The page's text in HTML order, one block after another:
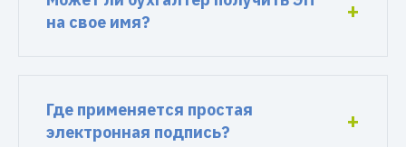
на свое имя?
Где применяется простая
электронная подпись?